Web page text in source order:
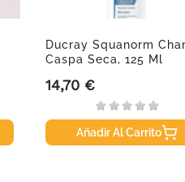
Ducray Squanorm
Caspa Seca, 125 Ml
Precio
14,70 €
Añadir Al Carrito